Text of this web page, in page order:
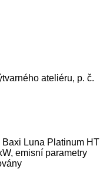
ateliéru, p. č.
Luna Platinum HT
emisní parametry